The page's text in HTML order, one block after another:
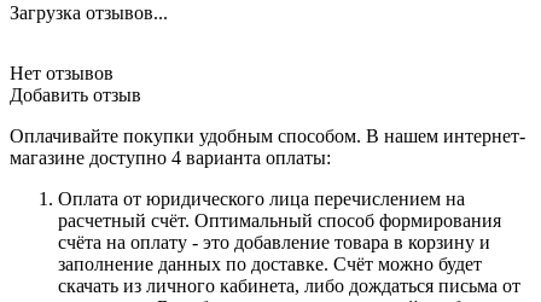
Загрузка отзывов...
Нет отзывов
Добавить отзыв
Оплачивайте покупки удобным способом. В нашем интернет-
магазине доступно 4 варианта оплаты:
Оплата от юридического лица перечислением на
расчетный счёт. Оптимальный способ формирования
счёта на оплату - это добавление товара в корзину и
заполнение данных по доставке. Счёт можно будет
скачать из личного кабинета, либо дождаться письма от